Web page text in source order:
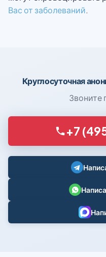
Вас от заболеваний.
Круглосуточная
Звоните
+7